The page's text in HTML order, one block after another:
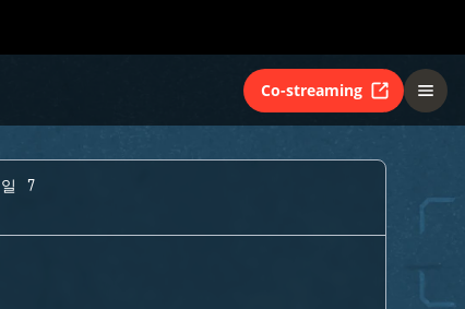
Co-streaming
7